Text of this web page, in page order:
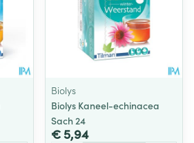
Biolys
Biolys Kaneel-echinacea
Sach 24
€ 5,94